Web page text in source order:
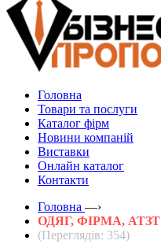
Головна
Товари та послуги
Каталог фірм
Новини компаній
Виставки
Онлайн каталог
Контакти
Головна —›
ОДЯГ, ФІРМА, АТЗТ
(Переглядів: 354)